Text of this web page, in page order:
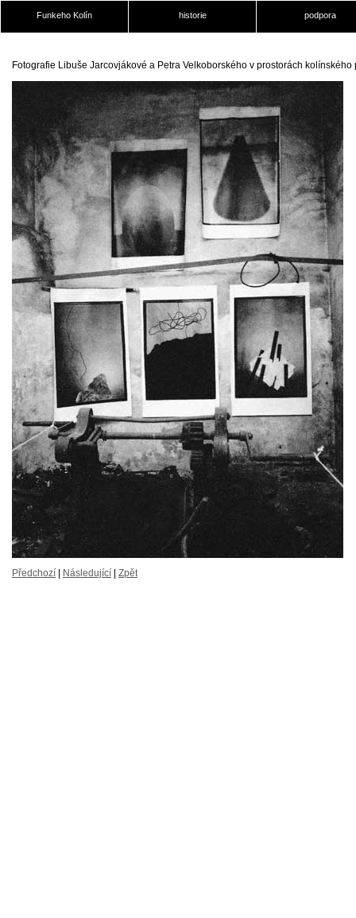
Funkeho Kolín historie podpora
Fotografie Libuše Jarcovjákové a Petra Velkoborského v prostorách kolínského
Předchozí Následující Zpět